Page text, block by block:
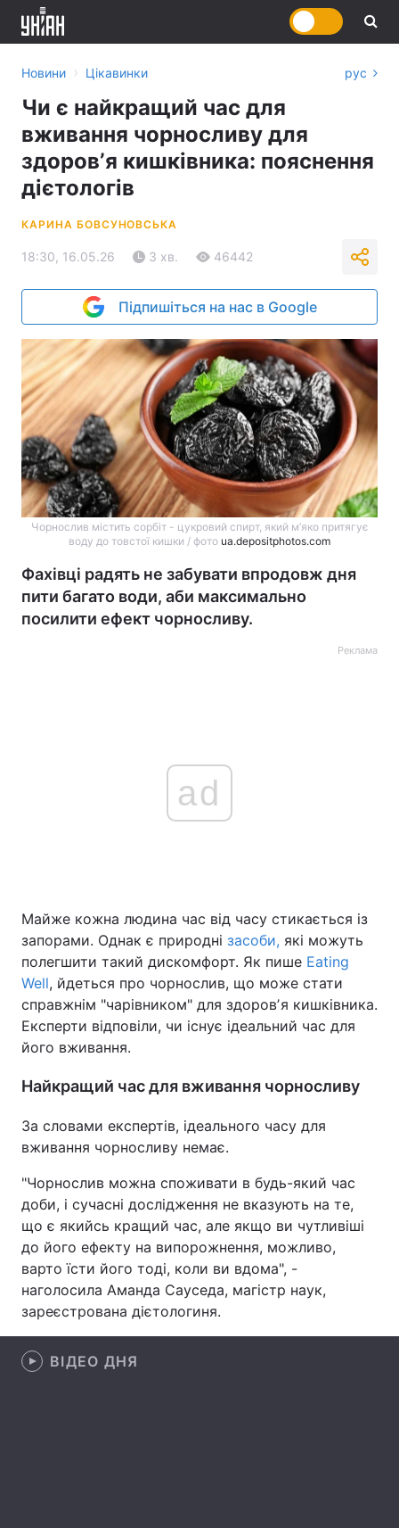
Україна Політика
Економіка
Спорт Наука
Техно і зв'язок Лайт
Цікавинки Погода
Екологія Регіони
Лонгріди
Відео з Youtube
Інтерв'ю Думки
Архів
Новини › Цікавинки рус
Чи є найкращий час для
вживання чорносливу для
здоровʼя кишківника: пояснення
дієтологів
КАРИНА БОВСУНОВСЬКА
18:30, 16.05.26 3 хв. 46442
Підпишіться на нас в Google
Чорнослив містить сорбіт - цукровий спирт, який м’яко притягує
воду до товстої кишки / фото ua.depositphotos.com
Фахівці радять не забувати впродовж дня
пити багато води, аби максимально
посилити ефект чорносливу.
Реклама
ad
Майже кожна людина час від часу стикається із
запорами. Однак є природні засоби, які можуть
полегшити такий дискомфорт. Як пише Eating
Well, йдеться про чорнослив, що може стати
справжнім "чарівником" для здоровʼя кишківника.
Експерти відповіли, чи існує ідеальний час для
його вживання.
Найкращий час для вживання чорносливу
За словами експертів, ідеального часу для
вживання чорносливу немає.
"Чорнослив можна споживати в будь-який час
доби, і сучасні дослідження не вказують на те,
що є якийсь кращий час, але якщо ви чутливіші
до його ефекту на випорожнення, можливо,
варто їсти його тоді, коли ви вдома", -
наголосила Аманда Сауседа, магістр наук,
зареєстрована дієтологиня.
ВІДЕО ДНЯ